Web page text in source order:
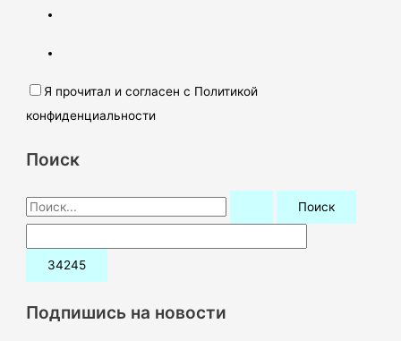
Я прочитал и согласен с Политикой
конфиденциальности
Поиск
П
о
и
:Подпишись на новости